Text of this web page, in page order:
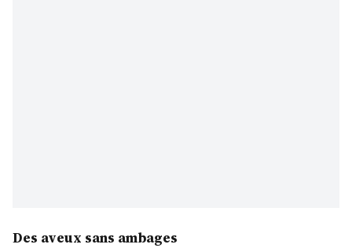
Des aveux sans ambages